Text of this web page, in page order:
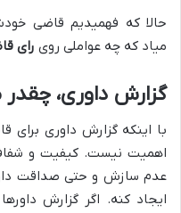
حالا که فهمیدیم قاضی
میاد که چه عواملی روی رای
گزارش داوری،
با اینکه گزارش داوری برای
اهمیت نیست. کیفیت و
عدم سازش و حتی صداقت
ایجاد کنه. اگر گزارش